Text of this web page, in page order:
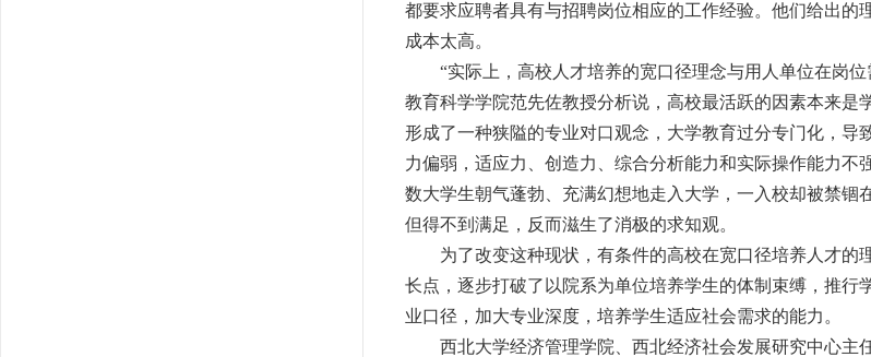
都要求应聘者具有与招聘岗位相应的工作经验。他们给出
成本太高。
“实际上，高校人才培养的宽口径理念与用人单位在岗
教育科学学院范先佐教授分析说，高校最活跃的因素本来是
形成了一种狭隘的专业对口观念，大学教育过分专门化，
力偏弱，适应力、创造力、综合分析能力和实际操作能力
数大学生朝气蓬勃、充满幻想地走入大学，一入校却被禁
但得不到满足，反而滋生了消极的求知观。
为了改变这种现状，有条件的高校在宽口径培养人才的
长点，逐步打破了以院系为单位培养学生的体制束缚，推
业口径，加大专业深度，培养学生适应社会需求的能力。
西北大学经济管理学院、西北经济社会发展研究中心主